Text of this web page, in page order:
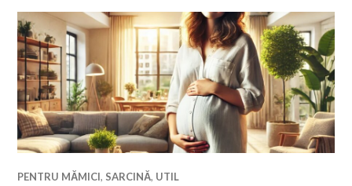
PENTRU MĂMICI, SARCINĂ, UTIL